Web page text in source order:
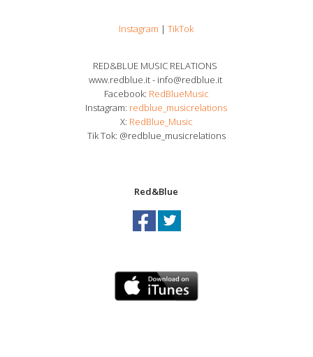
Instagram |TikTok
RED&BLUE MUSIC RELATIONS
www.redblue.it - info@redblue.it
Facebook: RedBlueMusic
Instagram: redblue_musicrelations
X: RedBlue_Music
Tik Tok: @redblue_musicrelations
Red&Blue